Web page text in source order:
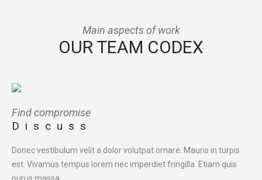
Main aspects of work
OUR TEAM CODEX
Find compromise
Discuss
Donec vestibulum velit a dolor volutpat ornare. Mauris in turpis
est. Vivamus tempus lorem nec imperdiet fringilla. Etiam quis